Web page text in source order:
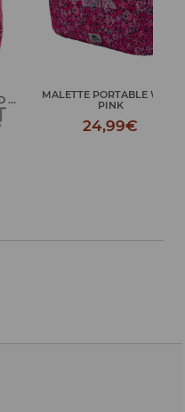
MALETTE PORTABLE WILD
24,99€